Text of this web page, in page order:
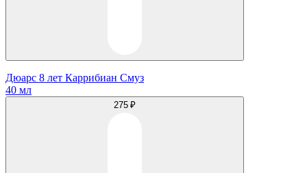
Дюарс 8 лет Каррибиан Смуз
40 мл
275 ₽